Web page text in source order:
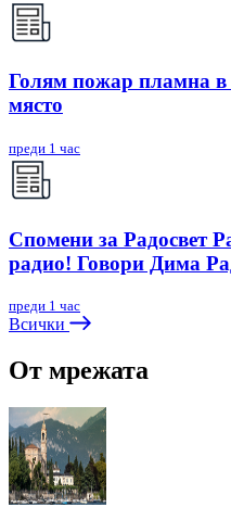
Голям пожар пламна в
място
преди 1 час
Спомени за Радосвет
радио! Говори Дима
преди 1 час
Всички
От мрежата